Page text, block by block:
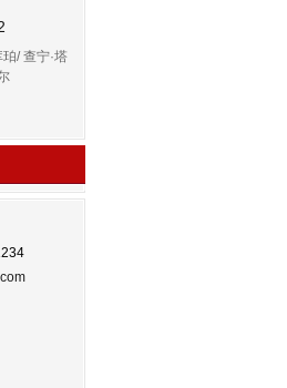
/ 查宁·塔